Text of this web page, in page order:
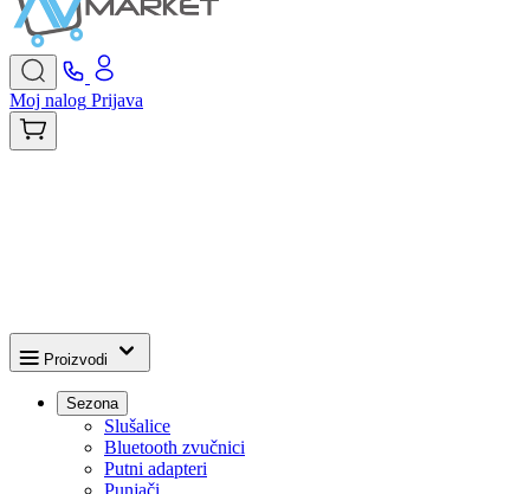
Moj nalog Prijava
Proizvodi
Sezona
Slušalice
Bluetooth zvučnici
Putni adapteri
Punjači